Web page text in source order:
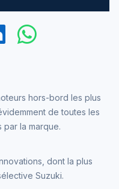
hors-bord les plus
de toutes les
la marque.
dont la plus
Suzuki.